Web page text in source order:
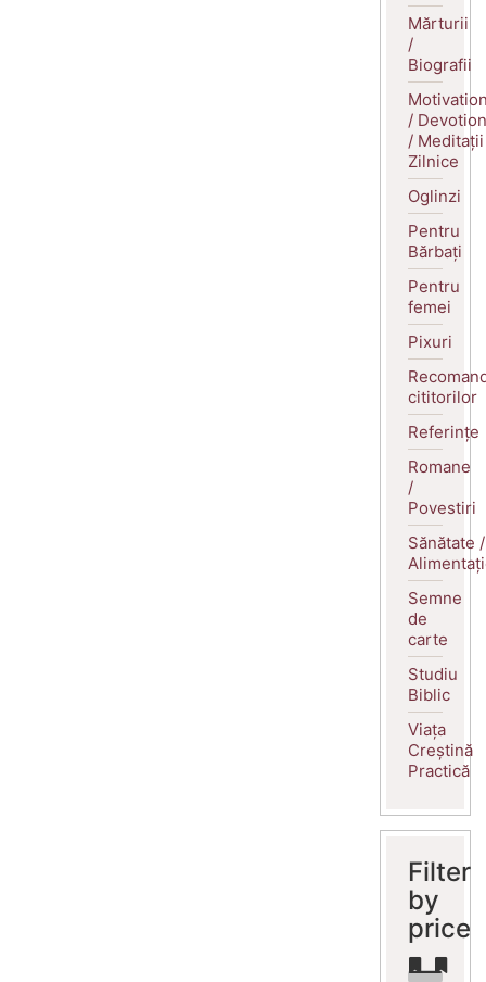
Mărturii
/
Biografii
/
/ Meditații
Zilnice
Oglinzi
Pentru
Bărbați
Pentru
femei
Pixuri
cititorilor
Referințe
Romane
/
Povestiri
Sănătate /
Semne
de
carte
Studiu
Biblic
Viața
Creștină
Practică
Filter
by
price